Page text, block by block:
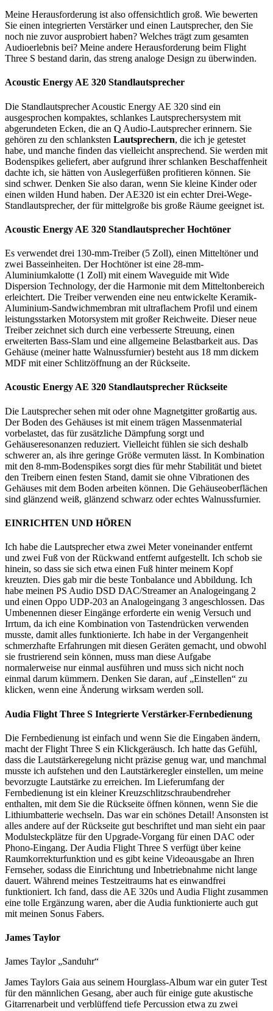
Meine Herausforderung ist also offensichtlich groß. Wie bewerten
Sie einen integrierten Verstärker und einen Lautsprecher, den Sie
noch nie zuvor ausprobiert haben? Welches trägt zum gesamten
Audioerlebnis bei? Meine andere Herausforderung beim Flight
Three S bestand darin, das streng analoge Design zu überwinden.
Acoustic Energy AE 320 Standlautsprecher
Die Standlautsprecher Acoustic Energy AE 320 sind ein
ausgesprochen kompaktes, schlankes Lautsprechersystem mit
abgerundeten Ecken, die an Q Audio-Lautsprecher erinnern. Sie
gehören zu den schlanksten Lautsprechern, die ich je getestet
habe, und manche finden das vielleicht ansprechend. Sie werden mit
Bodenspikes geliefert, aber aufgrund ihrer schlanken Beschaffenheit
dachte ich, sie hätten von Auslegerfüßen profitieren können. Sie
sind schwer. Denken Sie also daran, wenn Sie kleine Kinder oder
einen wilden Hund haben. Der AE320 ist ein echter Drei-Wege-
Standlautsprecher, der für mittelgroße bis große Räume geeignet ist.
Acoustic Energy AE 320 Standlautsprecher Hochtöner
Es verwendet drei 130-mm-Treiber (5 Zoll), einen Mitteltöner und
zwei Basseinheiten. Der Hochtöner ist eine 28-mm-
Aluminiumkalotte (1 Zoll) mit einem Waveguide mit Wide
Dispersion Technology, der die Harmonie mit dem Mitteltonbereich
erleichtert. Die Treiber verwenden eine neu entwickelte Keramik-
Aluminium-Sandwichmembran mit ultraflachem Profil und einem
leistungsstarken Motorsystem mit großer Reichweite. Dieser neue
Treiber zeichnet sich durch eine verbesserte Streuung, einen
erweiterten Bass-Slam und eine allgemeine Belastbarkeit aus. Das
Gehäuse (meiner hatte Walnussfurnier) besteht aus 18 mm dickem
MDF mit einer Schlitzöffnung an der Rückseite.
Acoustic Energy AE 320 Standlautsprecher Rückseite
Die Lautsprecher sehen mit oder ohne Magnetgitter großartig aus.
Der Boden des Gehäuses ist mit einem trägen Massenmaterial
vorbelastet, das für zusätzliche Dämpfung sorgt und
Gehäuseresonanzen reduziert. Vielleicht fühlen sie sich deshalb
schwerer an, als ihre geringe Größe vermuten lässt. In Kombination
mit den 8-mm-Bodenspikes sorgt dies für mehr Stabilität und bietet
den Treibern einen festen Stand, damit sie ohne Vibrationen des
Gehäuses mit dem Boden arbeiten können. Die Gehäuseoberflächen
sind glänzend weiß, glänzend schwarz oder echtes Walnussfurnier.
EINRICHTEN UND HÖREN
Ich habe die Lautsprecher etwa zwei Meter voneinander entfernt
und zwei Fuß von der Rückwand entfernt aufgestellt. Ich schob sie
hinein, so dass sie sich etwa einen Fuß hinter meinem Kopf
kreuzten. Dies gab mir die beste Tonbalance und Abbildung. Ich
habe meinen PS Audio DSD DAC/Streamer an Analogeingang 2
und einen Oppo UDP-203 an Analogeingang 3 angeschlossen. Das
Umbenennen dieser Eingänge erforderte ein wenig Versuch und
Irrtum, da ich eine Kombination von Tastendrücken verwenden
musste, damit alles funktionierte. Ich habe in der Vergangenheit
schmerzhafte Erfahrungen mit diesen Geräten gemacht, und obwohl
sie frustrierend sein können, muss man diese Aufgabe
normalerweise nur einmal ausführen und muss sich nicht noch
einmal darum kümmern. Denken Sie daran, auf „Einstellen“ zu
klicken, wenn eine Änderung wirksam werden soll.
Audia Flight Three S Integrierte Verstärker-Fernbedienung
Die Fernbedienung ist einfach und wenn Sie die Eingaben ändern,
macht der Flight Three S ein Klickgeräusch. Ich hatte das Gefühl,
dass die Lautstärkeregelung nicht präzise genug war, und manchmal
musste ich aufstehen und den Lautstärkeregler einstellen, um meine
bevorzugte Lautstärke zu erreichen. Im Lieferumfang der
Fernbedienung ist ein kleiner Kreuzschlitzschraubendreher
enthalten, mit dem Sie die Rückseite öffnen können, wenn Sie die
Lithiumbatterie wechseln. Das war ein schönes Detail! Ansonsten ist
alles andere auf der Rückseite gut beschriftet und man sieht ein paar
Modulsteckplätze für den Upgrade-Vorgang für einen DAC oder
Phono-Eingang. Der Audia Flight Three S verfügt über keine
Raumkorrekturfunktion und es gibt keine Videoausgabe an Ihren
Fernseher, sodass die Einrichtung und Inbetriebnahme nicht lange
dauert. Während meines Testzeitraums hat es einwandfrei
funktioniert. Ich fand, dass die AE 320s und Audia Flight zusammen
eine tolle Ergänzung waren, aber die Audia funktionierte auch gut
mit meinen Sonus Fabers.
James Taylor
James Taylor „Sanduhr“
James Taylors Gaia aus seinem Hourglass-Album war ein guter Test
für den männlichen Gesang, aber auch für einige gute akustische
Gitarrenarbeit und verblüffend tiefe Percussion etwa zu zwei